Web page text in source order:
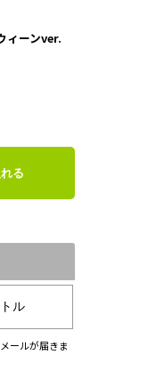
ィーンver.
る
ル
ールが届きま